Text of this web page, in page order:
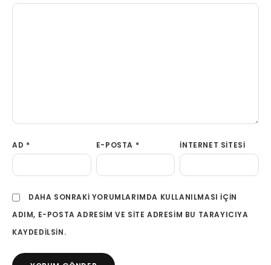
AD * E-POSTA * İNTERNET SITESI
DAHA SONRAKI YORUMLARIMDA KULLANILMASI IÇIN
ADIM, E-POSTA ADRESIM VE SITE ADRESIM BU TARAYICIYA
KAYDEDILSIN.